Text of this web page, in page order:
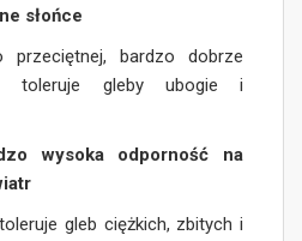
słońce
przeciętnej, bardzo dobrze
toleruje gleby ubogie i
wysoka odporność na
gleb ciężkich, zbitych i